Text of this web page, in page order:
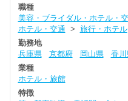
職種
美容・ブライダル・ホテル・
ホテル・交通 > 旅行・ホテル
勤務地
兵庫県
京都府 岡山県 香川
業種
ホテル・旅館
特徴